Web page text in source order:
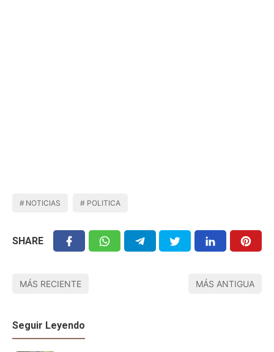
NOTICIAS POLITICA
SHARE
MÁS RECIENTE MÁS ANTIGUA
Seguir Leyendo